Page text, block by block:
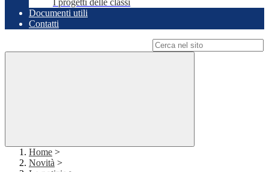
I progetti delle classi
Documenti utili
Contatti
Home >
Novità >